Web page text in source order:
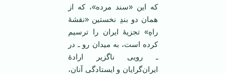
که این «سند مرده»، که از
همان دو بندِ نخستین «نقشۀ
راهِ» تجزیۀ ایران را ترسیم
کرده است، به میدان رو ـ در
ـ رویی ناگزیر ارادۀ
ایران‌گرایان و ایستادگی آنان،